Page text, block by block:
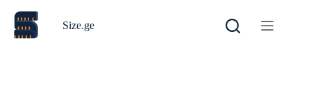
content
Size.ge